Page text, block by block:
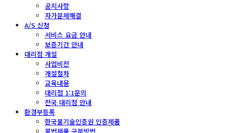
공지사항
자가문제해결
A/S 신청
서비스 요금 안내
보증기간 안내
대리점 개설
사업비전
개설절차
교육내용
대리점 1:1문의
전국 대리점 안내
환경부등록
한국물기술인증원 인증제품